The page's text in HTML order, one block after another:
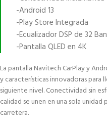
-Android 13
-Play Store Integrada
-Ecualizador DSP de 32
-Pantalla QLED en 4K
La pantalla Navitech CarPlay y
y características innovadoras para
siguiente nivel. Conectividad sin
calidad se unen en una sola
carretera.